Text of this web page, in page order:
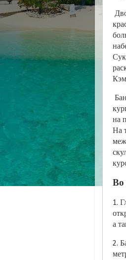
на
На
Во
1.
а
2.